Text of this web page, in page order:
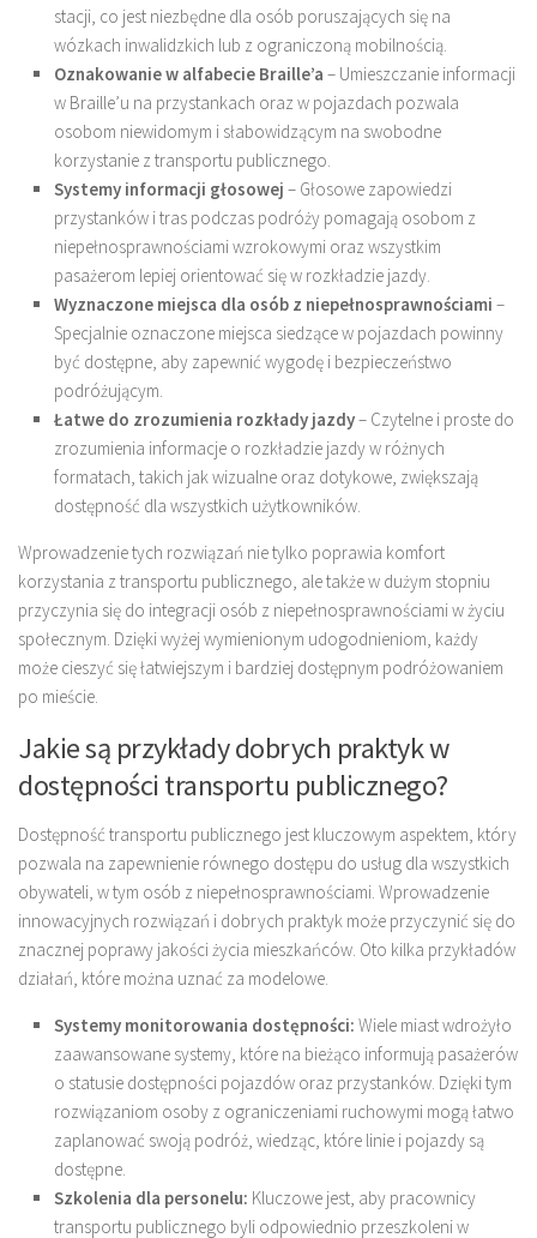
stacji, co jest niezbędne dla osób poruszających się na
wózkach inwalidzkich lub z ograniczoną mobilnością.
Oznakowanie w alfabecie Braille’a – Umieszczanie informacji
w Braille’u na przystankach oraz w pojazdach pozwala
osobom niewidomym i słabowidzącym na swobodne
korzystanie z transportu publicznego.
Systemy informacji głosowej – Głosowe zapowiedzi
przystanków i tras podczas podróży pomagają osobom z
niepełnosprawnościami wzrokowymi oraz wszystkim
pasażerom lepiej orientować się w rozkładzie jazdy.
Wyznaczone miejsca dla osób z niepełnosprawnościami –
Specjalnie oznaczone miejsca siedzące w pojazdach powinny
być dostępne, aby zapewnić wygodę i bezpieczeństwo
podróżującym.
Łatwe do zrozumienia rozkłady jazdy– Czytelne i proste do
zrozumienia informacje o rozkładzie jazdy w różnych
formatach, takich jak wizualne oraz dotykowe, zwiększają
dostępność dla wszystkich użytkowników.
Wprowadzenie tych rozwiązań nie tylko poprawia komfort
korzystania z transportu publicznego, ale także w dużym stopniu
przyczynia się do integracji osób z niepełnosprawnościami w życiu
społecznym. Dzięki wyżej wymienionym udogodnieniom, każdy
może cieszyć się łatwiejszym i bardziej dostępnym podróżowaniem
po mieście.
Jakie są przykłady dobrych praktyk w
dostępności transportu publicznego?
Dostępność transportu publicznego jest kluczowym aspektem, który
pozwala na zapewnienie równego dostępu do usług dla wszystkich
obywateli, w tym osób z niepełnosprawnościami. Wprowadzenie
innowacyjnych rozwiązań i dobrych praktyk może przyczynić się do
znacznej poprawy jakości życia mieszkańców. Oto kilka przykładów
działań, które można uznać za modelowe.
Systemy monitorowania dostępności: Wiele miast wdrożyło
zaawansowane systemy, które na bieżąco informują pasażerów
o statusie dostępności pojazdów oraz przystanków. Dzięki tym
rozwiązaniom osoby z ograniczeniami ruchowymi mogą łatwo
zaplanować swoją podróż, wiedząc, które linie i pojazdy są
dostępne.
Szkolenia dla personelu: Kluczowe jest, aby pracownicy
transportu publicznego byli odpowiednio przeszkoleni w